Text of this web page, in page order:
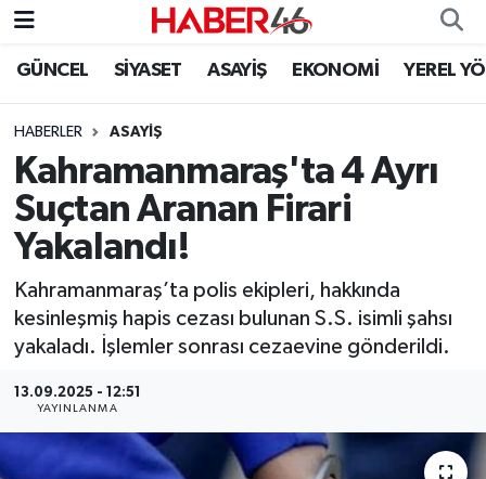
GÜNCEL SİYASET ASAYİŞ EKONOMİ YEREL
HABERLER ASAYİŞ
Kahramanmaraş'ta 4 Ayrı
Suçtan Aranan Firari
Yakalandı!
Kahramanmaraş’ta polis ekipleri, hakkında
kesinleşmiş hapis cezası bulunan S.S. isimli şahsı
yakaladı. İşlemler sonrası cezaevine gönderildi.
13.09.2025 - 12:51
YAYINLANMA
GÜNCEL
SİYASET
EKONOMİ
SPOR
YAŞAM
TEKNOLOJİ
SAĞLIK
EĞİTİM
Nöbetçi Eczaneler
Hava Durumu
Kahramanmaraş Namaz Vakitleri
Trafik Durumu
Süper Lig Puan Durumu ve Fikstür
Tüm Manşetler
Son Dakika Haberleri
Haber Arşivi